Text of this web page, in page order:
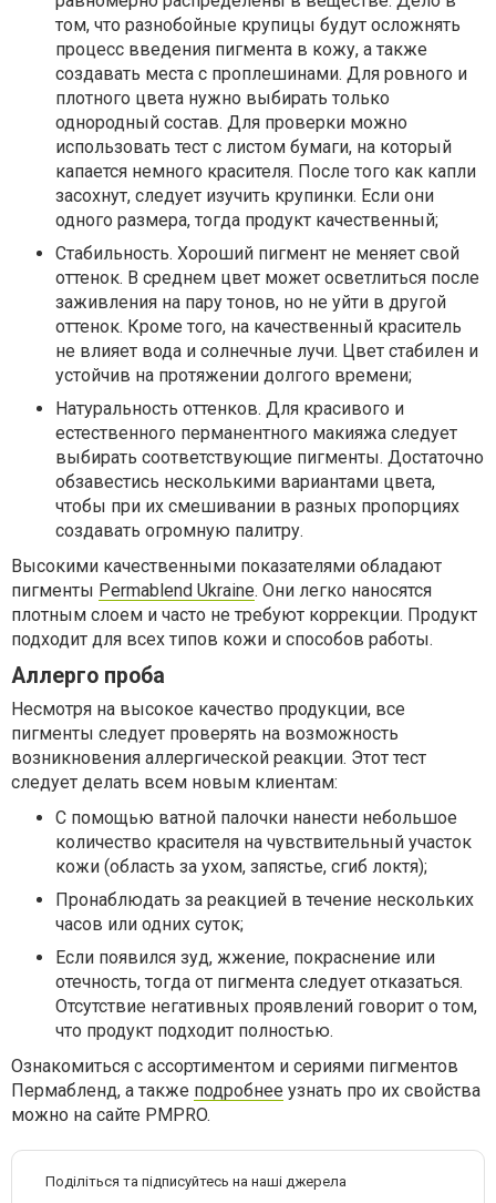
том, что разнобойные крупицы будут осложнять
процесс введения пигмента в кожу, а также
создавать места с проплешинами. Для ровного и
плотного цвета нужно выбирать только
однородный состав. Для проверки можно
использовать тест с листом бумаги, на который
капается немного красителя. После того как капли
засохнут, следует изучить крупинки. Если они
одного размера, тогда продукт качественный;
Стабильность. Хороший пигмент не меняет свой
оттенок. В среднем цвет может осветлиться после
заживления на пару тонов, но не уйти в другой
оттенок. Кроме того, на качественный краситель
не влияет вода и солнечные лучи. Цвет стабилен и
устойчив на протяжении долгого времени;
Натуральность оттенков. Для красивого и
естественного перманентного макияжа следует
выбирать соответствующие пигменты. Достаточно
обзавестись несколькими вариантами цвета,
чтобы при их смешивании в разных пропорциях
создавать огромную палитру.
Высокими качественными показателями обладают
пигменты Permablend Ukraine. Они легко наносятся
плотным слоем и часто не требуют коррекции. Продукт
подходит для всех типов кожи и способов работы.
Аллерго проба
Несмотря на высокое качество продукции, все
пигменты следует проверять на возможность
возникновения аллергической реакции. Этот тест
следует делать всем новым клиентам:
С помощью ватной палочки нанести небольшое
количество красителя на чувствительный участок
кожи (область за ухом, запястье, сгиб локтя);
Пронаблюдать за реакцией в течение нескольких
часов или одних суток;
Если появился зуд, жжение, покраснение или
отечность, тогда от пигмента следует отказаться.
Отсутствие негативных проявлений говорит о том,
что продукт подходит полностью.
Ознакомиться с ассортиментом и сериями пигментов
Пермабленд, а также подробнее узнать про их свойства
можно на сайте PMPRO.
Поділіться та підписуйтесь на наші джерела